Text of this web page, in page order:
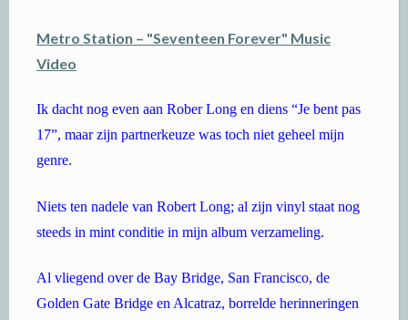
Metro Station – "Seventeen Forever" Music
Video
Ik dacht nog even aan Rober Long en diens “Je bent pas
17”, maar zijn partnerkeuze was toch niet geheel mijn
genre.
Niets ten nadele van Robert Long; al zijn vinyl staat nog
steeds in mint conditie in mijn album verzameling.
Al vliegend over de Bay Bridge, San Francisco, de
Golden Gate Bridge en Alcatraz, borrelde herinneringen